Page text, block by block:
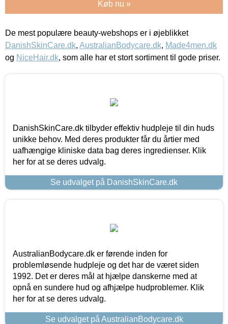
Køb nu »
De mest populære beauty-webshops er i øjeblikket
DanishSkinCare.dk, AustralianBodycare.dk, Made4men.dk
og NiceHair.dk, som alle har et stort sortiment til gode priser.
DanishSkinCare.dk tilbyder effektiv hudpleje til din huds
unikke behov. Med deres produkter får du årtier med
uafhængige kliniske data bag deres ingredienser. Klik
her for at se deres udvalg.
Se udvalget på DanishSkinCare.dk
AustralianBodycare.dk er førende inden for
problemløsende hudpleje og det har de været siden
1992. Det er deres mål at hjælpe danskerne med at
opnå en sundere hud og afhjælpe hudproblemer. Klik
her for at se deres udvalg.
Se udvalget på AustralianBodycare.dk